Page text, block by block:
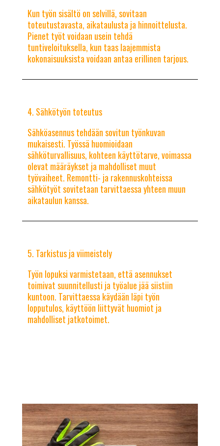
Kun työn sisältö on selvillä, sovitaan
toteutustavasta, aikataulusta ja hinnoittelusta.
Pienet työt voidaan usein tehdä
tuntiveloituksella, kun taas laajemmista
kokonaisuuksista voidaan antaa erillinen tarjous.
Sähkötyön toteutus
Sähköasennus tehdään sovitun työnkuvan
mukaisesti. Työssä huomioidaan
sähköturvallisuus, kohteen käyttötarve, voimassa
olevat määräykset ja mahdolliset muut
työvaiheet. Remontti- ja rakennuskohteissa
sähkötyöt sovitetaan tarvittaessa yhteen muun
aikataulun kanssa.
Tarkistus ja viimeistely
Työn lopuksi varmistetaan, että asennukset
toimivat suunnitellusti ja työalue jää siistiin
kuntoon. Tarvittaessa käydään läpi työn
lopputulos, käyttöön liittyvät huomiot ja
mahdolliset jatkotoimet.